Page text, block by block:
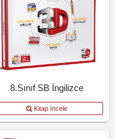
8.Sınıf SB İngilizce
Kitap İncele